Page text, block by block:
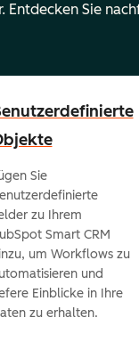
Entdecken Sie
Sie
zu Ihrem
Smart CRM
um Workflows zu
und
Einblicke in Ihre
zu erhalten.